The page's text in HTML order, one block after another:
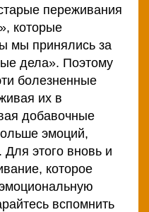
переживания
которые
мы принялись за
дела». Поэтому
болезненные
их в
добавочные
эмоций,
этого вновь и
которое
вспомнить